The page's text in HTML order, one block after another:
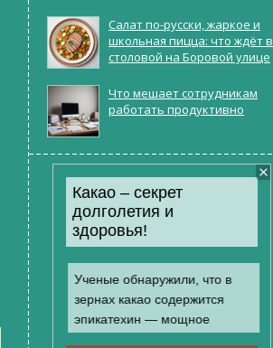
Салат по-русски, жаркое и
школьная пицца: что ждёт в
столовой на Боровой улице
Что мешает сотрудникам
работать продуктивно